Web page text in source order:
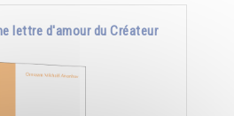
lettre d'amour du Créateur